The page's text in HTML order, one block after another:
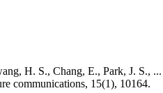
H. S., Chang, E., Park, J. S.,
communications, 15(1), 10164.